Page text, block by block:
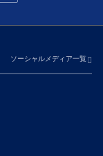
ソーシャルメディア一覧